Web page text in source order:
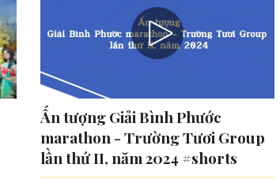
Ấn tượng Giải Bình Phước
marathon - Trường Tươi Group
lần thứ II, năm 2024 #shorts